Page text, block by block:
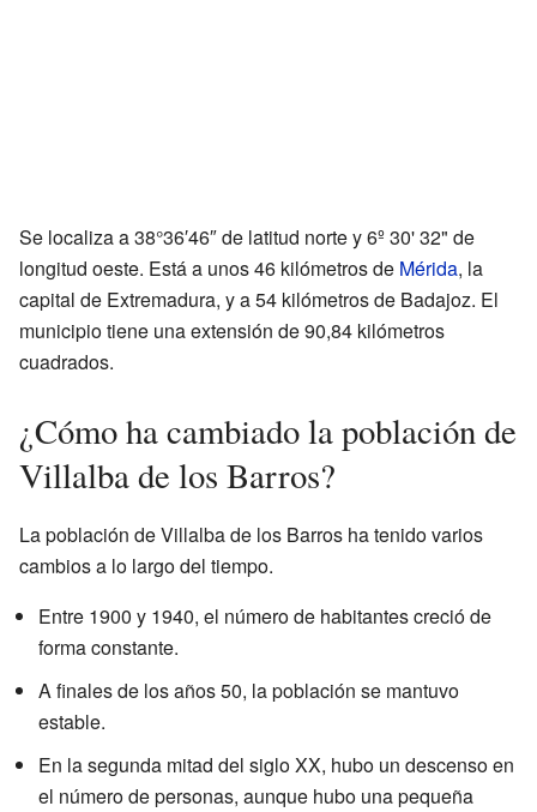
Se localiza a 38°36′46″ de latitud norte y 6º 30' 32" de
longitud oeste. Está a unos 46 kilómetros de Mérida, la
capital de Extremadura, y a 54 kilómetros de Badajoz. El
municipio tiene una extensión de 90,84 kilómetros
cuadrados.
¿Cómo ha cambiado la población de
Villalba de los Barros?
La población de Villalba de los Barros ha tenido varios
cambios a lo largo del tiempo.
Entre 1900 y 1940, el número de habitantes creció de
forma constante.
A finales de los años 50, la población se mantuvo
estable.
En la segunda mitad del siglo XX, hubo un descenso en
el número de personas, aunque hubo una pequeña